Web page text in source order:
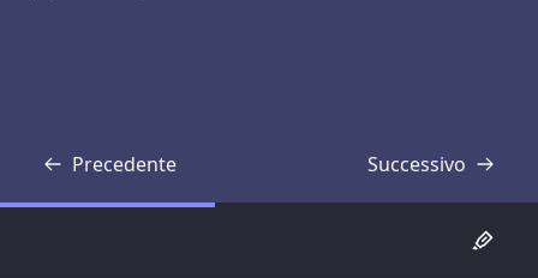
Precedente
Trascrizione Successivo
Trascrizione